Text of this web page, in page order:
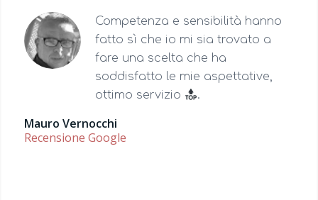
Competenza e sensibilità hanno
fatto sì che io mi sia trovato a
fare una scelta che ha
soddisfatto le mie aspettative,
ottimo servizio
.
Mauro Vernocchi
Recensione Google